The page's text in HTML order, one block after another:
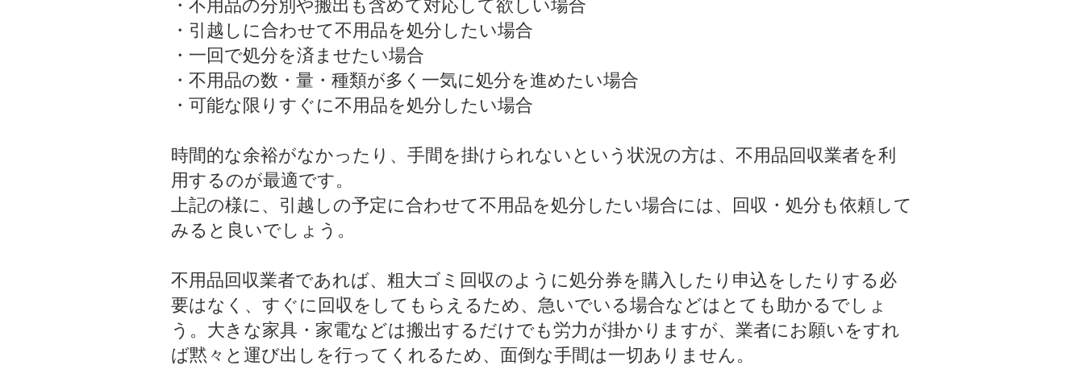
・不用品の分別や搬出も含めて対応して欲しい場合
・引越しに合わせて不用品を処分したい場合
・一回で処分を済ませたい場合
・不用品の数・量・種類が多く一気に処分を進めたい場合
・可能な限りすぐに不用品を処分したい場合
時間的な余裕がなかったり、手間を掛けられないという状況の方は、不用品回収業者を利
用するのが最適です。
上記の様に、引越しの予定に合わせて不用品を処分したい場合には、回収・処分も依頼して
みると良いでしょう。
不用品回収業者であれば、粗大ゴミ回収のように処分券を購入したり申込をしたりする必
要はなく、すぐに回収をしてもらえるため、急いでいる場合などはとても助かるでしょ
う。大きな家具・家電などは搬出するだけでも労力が掛かりますが、業者にお願いをすれ
ば黙々と運び出しを行ってくれるため、面倒な手間は一切ありません。